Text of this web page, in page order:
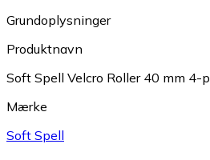
Grundoplysninger
Produktnavn
Soft Spell Velcro Roller 40 mm 4-
Mærke
Soft Spell